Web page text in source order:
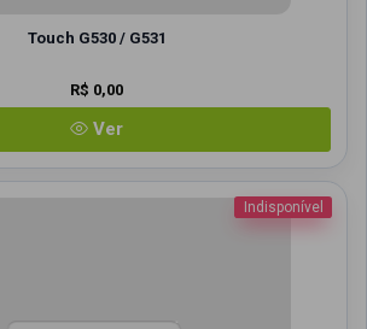
Touch G530 / G531
R$ 0,00
Ver
Indisponível